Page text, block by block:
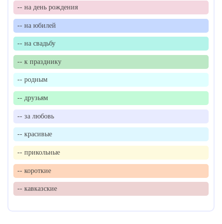
-- на день рождения
-- на юбилей
-- на свадьбу
-- к празднику
-- родным
-- друзьям
-- за любовь
-- красивые
-- прикольные
-- короткие
-- кавказские